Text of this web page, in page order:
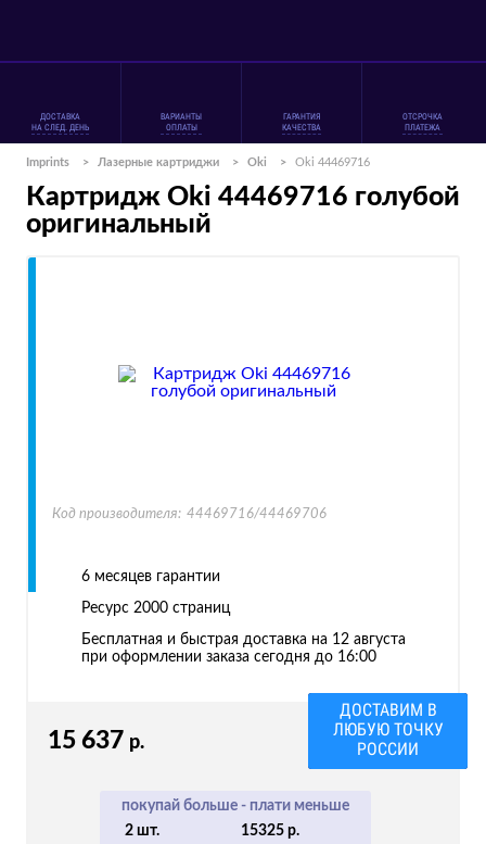
ДОСТАВКА
НА СЛЕД. ДЕНЬ
ВАРИАНТЫ
ОПЛАТЫ
ГАРАНТИЯ
КАЧЕСТВА
ОТСРОЧКА
ПЛАТЕЖА
Imprints > Лазерные картриджи > Oki > Oki 44469716
Картридж Oki 44469716 голубой
оригинальный
ДОСТАВИМ В
ЛЮБУЮ ТОЧКУ
РОССИИ
15 637 р.
покупай больше - плати меньше
2 шт.
15325 р.
Код производителя: 44469716/44469706
6 месяцев гарантии
Ресурс 2000 страниц
Бесплатная и быстрая доставка на 12 августа
при оформлении заказа сегодня до 16:00